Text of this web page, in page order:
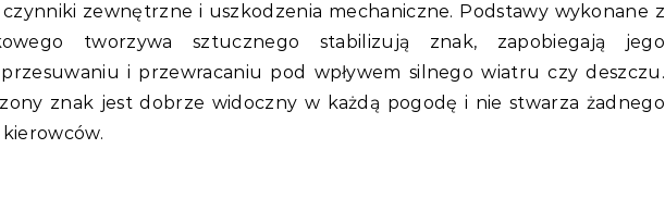
zewnętrzne i uszkodzenia mechaniczne. Podstawy wykonane z
tworzywa sztucznego stabilizują znak, zapobiegają jego
i przewracaniu pod wpływem silnego wiatru czy deszczu.
znak jest dobrze widoczny w każdą pogodę i nie stwarza żadnego